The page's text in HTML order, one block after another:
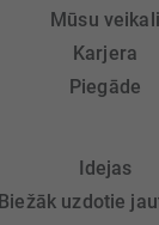
Mūsu veikali
Karjera
Piegāde
Idejas
Biežāk uzdotie